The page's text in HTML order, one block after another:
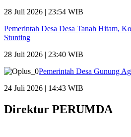
28 Juli 2026 | 23:54 WIB
Pemerintah Desa Desa Tanah Hitam,
Stunting
28 Juli 2026 | 23:40 WIB
Pemerintah Desa Gunung
24 Juli 2026 | 14:43 WIB
Direktur PERUMDA